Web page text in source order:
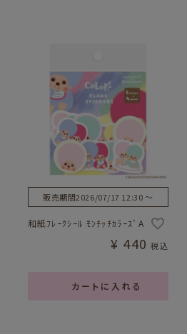
販売期間2026/07/17 12:30 〜
和紙ﾌﾚｰｸｼｰﾙ ﾓﾝﾁｯﾁｶﾗｰｽﾞA
カートに入れる
¥ 440 税込